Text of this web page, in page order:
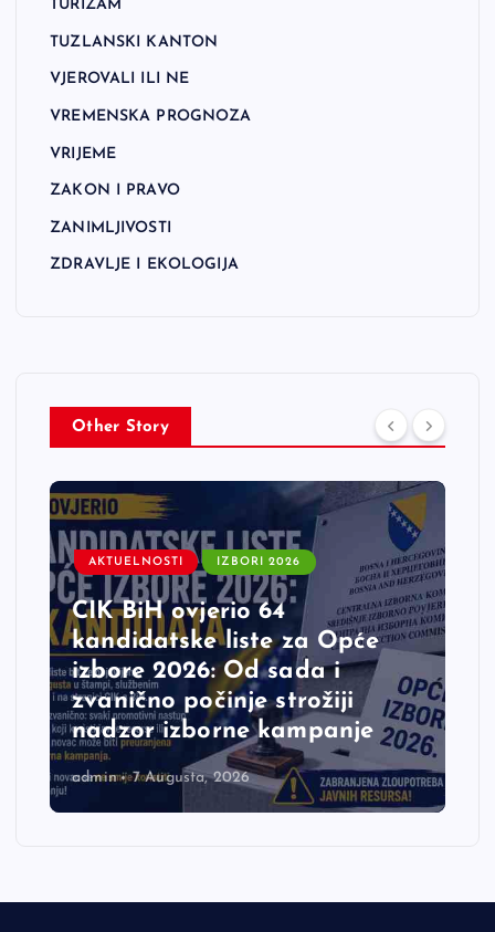
TURIZAM
TUZLANSKI KANTON
VJEROVALI ILI NE
VREMENSKA PROGNOZA
VRIJEME
ZAKON I PRAVO
ZANIMLJIVOSTI
ZDRAVLJE I EKOLOGIJA
Other Story
AKTUELNOSTI IZBORI 2026
CIK BiH ovjerio 64
kandidatske liste za Opće
izbore 2026: Od sada i
zvanično počinje strožiji
nadzor izborne kampanje
admin 7 Augusta, 2026